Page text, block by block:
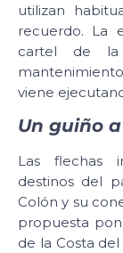
utilizan
recuerdo. La
cartel de
viene
Un guiño
Las flechas
destinos del
Colón y su
propuesta
de la Costa